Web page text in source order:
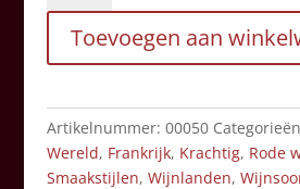
Médoc
AMC
aantal
Toevoegen aan
Artikelnummer: 00050
Wereld, Frankrijk, Krachtig, Rode
Smaakstijlen, Wijnlanden,